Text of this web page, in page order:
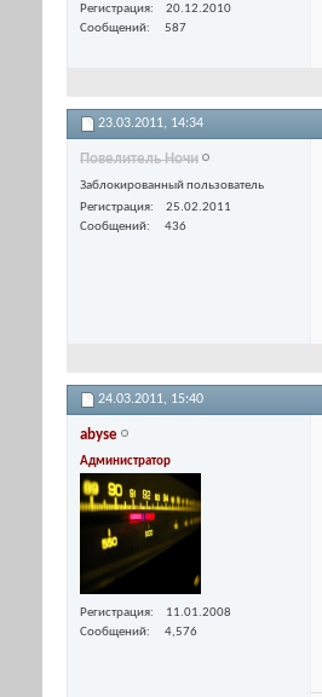
Регистрация
20.12.2010
Сообщений
587
23.03.2011, 14:34
Пoвелитель Ночи
Заблокированный пользователь
Регистрация
25.02.2011
Сообщений
436
24.03.2011, 15:40
abyse
Администратор
Регистрация
11.01.2008
Сообщений
4,576